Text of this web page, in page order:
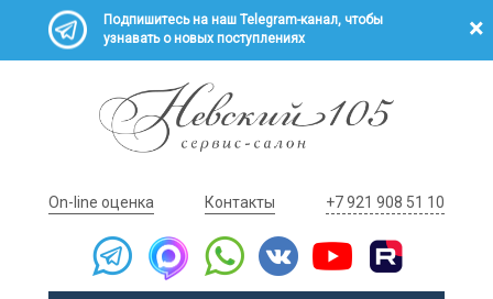
Подпишитесь на наш Telegram-канал, чтобы
узнавать о новых поступлениях
On-line оценка Контакты +7 921 908 51 10